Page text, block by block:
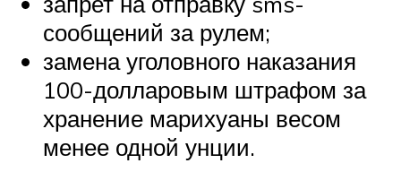
сообщений за рулем;
замена уголовного наказания
100-долларовым штрафом за
хранение марихуаны весом
менее одной унции.